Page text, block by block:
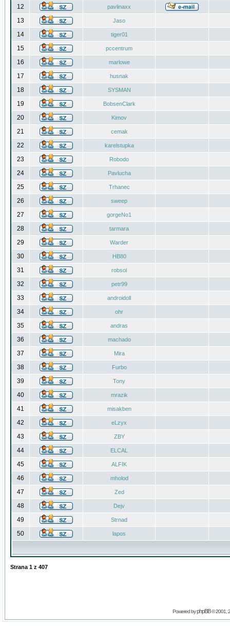
12 pavlinaxx
13 Jaso
14 tiger01
15 pccentrum
16 marlowe
17 husnak
18 SYSMAN
19 BobsenClark
20 Kimov
21 cemak
22 karelstupka
23 Robodo
24 Pavlucha
25 Trhanec
26 sweep
27 gorgeNo1
28 tarmara
29 Warder
30 HB80
31 robsol
32 petr99
33 androidoll
34 ohr
35 andras
36 machado
37 Mira
38 Furbo
39 Tony
40 mrazik
41 misakben
42 eLzyx
43 ZBY
44 ELCAL
45 ALFIK
46 mholod
47 Zed
48 Dejv
49 Strnad
50 lapos
Strana 1 z 407
Powered byphpBB© 2001,